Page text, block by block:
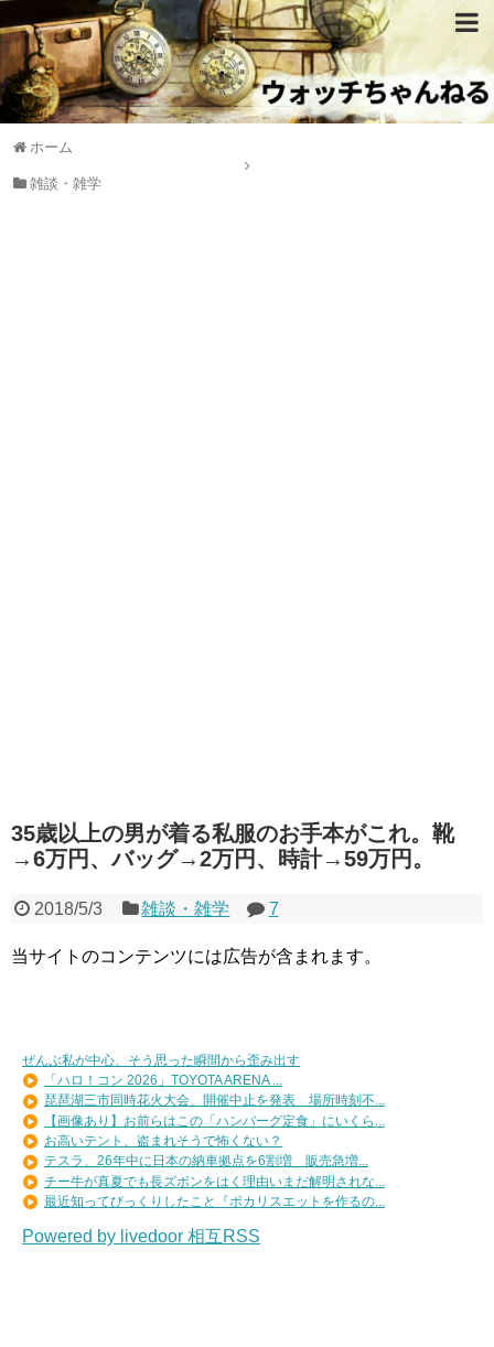
ホーム
雑談・雑学
35歳以上の男が着る私服のお手本がこれ。靴
→6万円、バッグ→2万円、時計→59万円。
2018/5/3 雑談・雑学 7
当サイトのコンテンツには広告が含まれます。
ぜんぶ私が中心、そう思った瞬間から歪み出す
「ハロ！コン 2026」TOYOTA ARENA ...
琵琶湖三市同時花火大会、開催中止を発表 場所時刻不...
【画像あり】お前らはこの「ハンバーグ定食」にいくら...
お高いテント、盗まれそうで怖くない？
テスラ、26年中に日本の納車拠点を6割増 販売急増...
チー牛が真夏でも長ズボンをはく理由いまだ解明されな...
最近知ってびっくりしたこと『ポカリスエットを作るの...
Powered by livedoor 相互RSS